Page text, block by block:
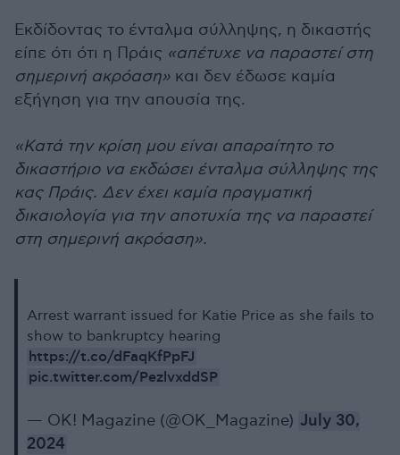
Εκδίδοντας το ένταλμα σύλληψης, η δικαστής
είπε ότι ότι η Πράις «απέτυχε να παραστεί στη
σημερινή ακρόαση» και δεν έδωσε καμία
εξήγηση για την απουσία της.
«Κατά την κρίση μου είναι απαραίτητο το
δικαστήριο να εκδώσει ένταλμα σύλληψης της
κας Πράις. Δεν έχει καμία πραγματική
δικαιολογία για την αποτυχία της να παραστεί
στη σημερινή ακρόαση».
Arrest warrant issued for Katie Price as she fails to
show to bankruptcy hearing
https://t.co/dFaqKfPpFJ
pic.twitter.com/PezlvxddSP
— OK! Magazine (@OK_Magazine) July 30,
2024